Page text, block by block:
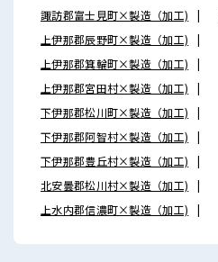
諏訪郡富士見町×製造（加工)
上伊那郡辰野町×製造（加工)
上伊那郡箕輪町×製造（加工)
上伊那郡宮田村×製造（加工)
下伊那郡松川町×製造（加工)
下伊那郡阿智村×製造（加工)
下伊那郡豊丘村×製造（加工)
北安曇郡松川村×製造（加工)
上水内郡信濃町×製造（加工)